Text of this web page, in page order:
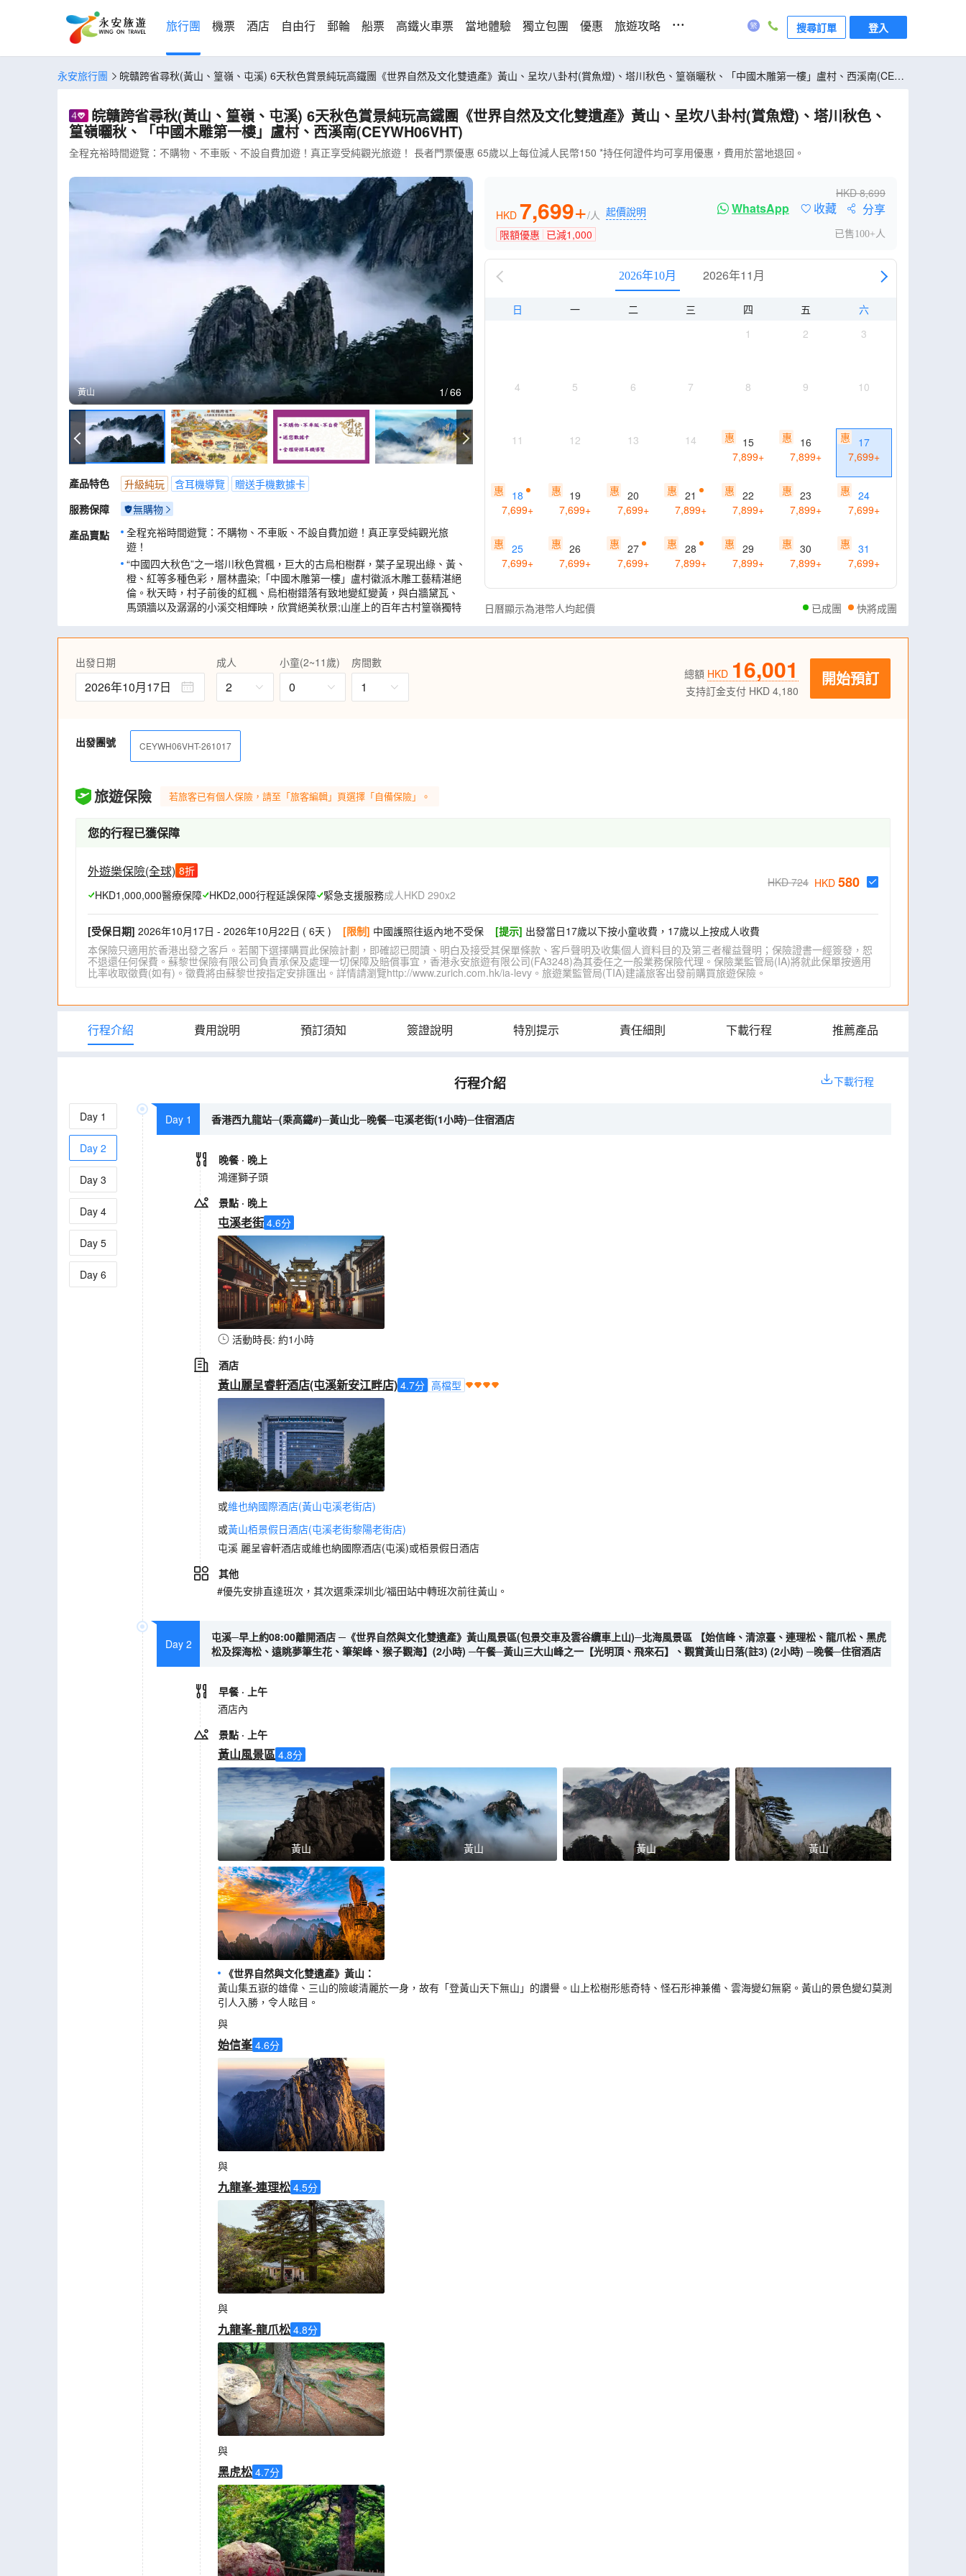
旅行團 機票 酒店 自由行 郵輪 船票 高鐵火車票 當地體驗 獨立包團 優惠 旅遊攻略 ... 搜尋訂單 登入
永安旅行團
皖贛跨省尋秋(黃山、篁嶺、屯溪) 6天秋色賞景純玩高鐵團《世界自然及文化雙遺產》黃山、呈坎八卦村(賞魚燈)、塔川秋色、篁嶺曬秋、「中國木雕第一樓」盧村、西溪南(CEY
皖贛跨省尋秋(黃山、篁嶺、屯溪) 6天秋色賞景純玩高鐵團《世界自然及文化雙遺產》黃山、呈坎八卦村(賞魚燈)、塔川秋色、
篁嶺曬秋、「中國木雕第一樓」盧村、西溪南(CEYWH06VHT)
全程充裕時間遊覽：不購物、不車販、不設自費加遊！真正享受純觀光旅遊！ 長者門票優惠 65歲以上每位減人民幣150 *持任何證件均可享用優惠，費用於當地退回。
黃山 1 66
產品特色 升級純玩 含耳機導覽
贈送手機數據卡
服務保障
無購物
產品賣點
全程充裕時間遊覽：不購物、不車販、不設自費加遊！真正享受純觀光旅
遊！
“中國四大秋色”之一塔川秋色賞楓，巨大的古烏桕樹群，葉子呈現出綠、黃、
橙、紅等多種色彩，層林盡染;「中國木雕第一樓」盧村徽派木雕工藝精湛絕
倫。秋天時，村子前後的紅楓、烏桕樹錯落有致地變紅變黃，與白牆黛瓦、
馬頭牆以及潺潺的小溪交相輝映，欣賞絕美秋景;山崖上的百年古村篁嶺獨特
黃山(包景交車及雲谷纜車上山)：集五嶽的雄偉、三山的險峻清麗於一身，故
幻無窮，是世界文化與自然雙重遺產、世界地質公園及國家 5A 級旅遊景區，
被譽為"天下第一奇山"。住宿1晚黃山山上，更充裕時間探索黃山仙境及方便
觀看日落日出。
返運送)。
乘坐全國首個全景天窗觀光列車輕鬆遊覽位於皖南的古村落西溪南，360°全
視角觀景西溪南英景，千畝楓楊林如綠野仙蹤般鋪展，村落中矗立眾多明清
遊走中國第一風水村~呈坎八卦村，擁有 1800 多年的歷史，是徽州最古老且
最具神秘色彩的村落之一，並以其獨特的建築佈局和風水學說聞名於世。將
斕的魚燈在巷弄間穿梭，欣賞一場驚艷靈動的魚燈巡遊。
(註6)
家人、朋友分享，通訊無間斷。 (註7)
HKD8,699
HKD 7,699+/人 起價說明
限額優惠 已減1,000
WhatsApp 收藏 分享
已售100+人
2026年10月 2026年11月
日 一 二 三 四 五
六
1
2 3
4 5 6 7 8 9 10
11 12 13 14 惠
15
7,899+
惠
16
7,899+
惠
17
7,699+
惠
18
7,699+
惠
19
7,699+
惠 20
7,699+
惠 21
7,899+
惠
22
7,899+
惠
23
7,899+
惠 24
7,699+
惠
25
7,699+
惠
26
7,699+
惠 27
7,699+
惠 28
7,899+
惠
29
7,899+
惠
30
7,899+
惠 31
7,699+
日曆顯示為港幣人均起價 已成團 快將成團
出發日期
2026年10月17日
成人
2
小童(2~11歲)
0
房間數
1
總額 HKD 16,001
支持訂金支付 HKD 4,180
開始預訂
出發團號 CEYWH06VHT-261017
旅遊保險 若旅客已有個人保險，請至「旅客編輯」頁選擇「自備保險」。
您的行程已獲保障
外遊樂保險(全球) 8折
HKD1,000,000醫療保障 HKD2,000行程延誤保障 緊急支援服務成人HKD 290x2
HKD 724 HKD 580
[受保日期] 2026年10月17日 - 2026年10月22日 ( 6天 ) [限制] 中國護照往返內地不受保 [提示] 出發當日17歲以下按小童收費，17歲以上按成人收費
本保險只適用於香港出發之客戶。若閣下選擇購買此保險計劃，即確認已閱讀、明白及接受其保單條款、客戶聲明及收集個人資料目的及第三者權益聲明；保險證書一經簽發，恕
不退還任何保費。蘇黎世保險有限公司負責承保及處理一切保障及賠償事宜，香港永安旅遊有限公司(FA3248)為其委任之一般業務保險代理。保險業監管局(IA)將就此保單按適用
比率收取徵費(如有)。徵費將由蘇黎世按指定安排匯出。詳情請瀏覽http://www.zurich.com.hk/ia-levy。旅遊業監管局(TIA)建議旅客出發前購買旅遊保險。
行程介紹 費用說明 預訂須知 簽證說明 特別提示 責任細則 下載行程 推薦產品
行程介紹 下載行程
Day 1
Day 2
Day 3
Day 4
Day 5
Day 6
Day 1 香港西九龍站─(乘高鐵#)─黃山北─晚餐─屯溪老街(1小時)─住宿酒店
晚餐 · 晚上
鴻運獅子頭
景點 · 晚上
屯溪老街 4.6分
活動時長: 約1小時
酒店
黃山麗呈睿軒酒店(屯溪新安江畔店) 4.7分 高檔型
或維也納國際酒店(黃山屯溪老街店)
或黃山栢景假日酒店(屯溪老街黎陽老街店)
屯溪 麗呈睿軒酒店或維也納國際酒店(屯溪)或栢景假日酒店
其他
#優先安排直達班次，其次選乘深圳北/福田站中轉班次前往黃山。
Day 2
屯溪─早上約08:00離開酒店 ─《世界自然與文化雙遺產》黃山風景區(包景交車及雲谷纜車上山)─北海風景區 【始信峰、清涼臺、連理松、龍爪松、黑虎
松及探海松、遠眺夢筆生花、筆架峰、猴子觀海】(2小時) ─午餐─黃山三大山峰之一【光明頂、飛來石】、觀賞黃山日落(註3) (2小時) ─晚餐─住宿酒店
早餐 · 上午
酒店內
景點 · 上午
黃山風景區 4.8分
黃山 黃山 黃山 黃山
《世界自然與文化雙遺產》黃山 ：
黃山集五嶽的雄偉、三山的險峻清麗於一身，故有「登黃山天下無山」的讚譽。山上松樹形態奇特、怪石形神兼備、雲海變幻無窮。黃山的景色變幻莫測，
引人入勝，令人眩目。
與
始信峯 4.6分
與
九龍峯-連理松 4.5分
與
九龍峯-龍爪松 4.8分
與
黑虎松 4.7分